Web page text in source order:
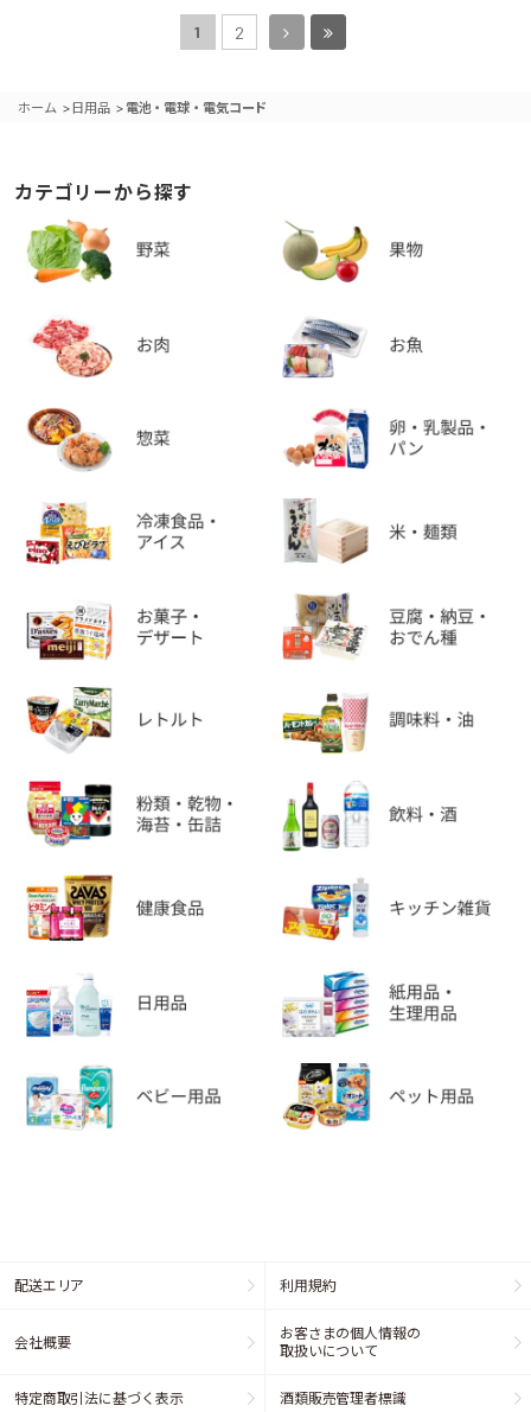
1 2
ホーム >日用品 >電池・電球・電気コード
カテゴリーから探す
配送エリア 利用規約
会社概要
お客さまの個人情報の
取扱いについて
特定商取引法に基づく表示 酒類販売管理者標識